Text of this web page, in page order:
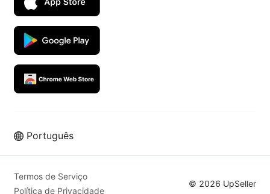
Português
Termos de Serviço
Política de Privacidade
© 2026 UpSeller